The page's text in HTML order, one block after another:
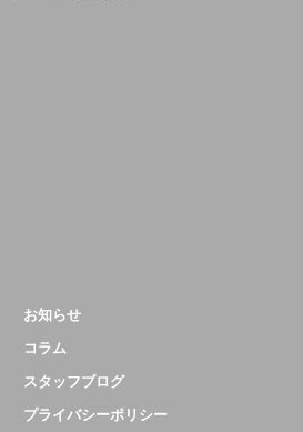
お知らせ
コラム
スタッフブログ
プライバシーポリシー